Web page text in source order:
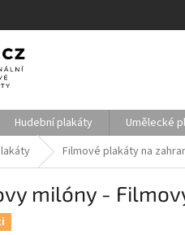
Hudební plakáty Umělecké
Filmové plakáty na
milóny -